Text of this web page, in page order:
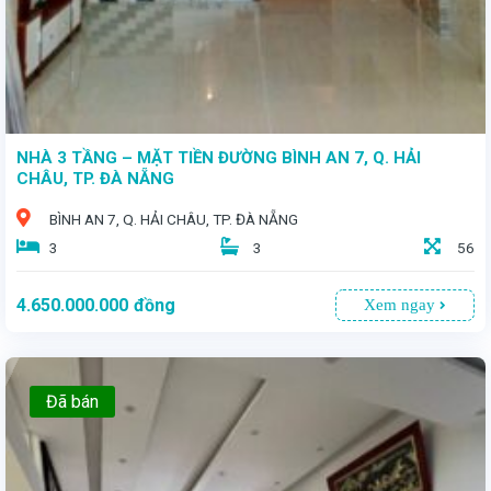
NHÀ 3 TẦNG – MẶT TIỀN ĐƯỜNG BÌNH AN 7, Q. HẢI
CHÂU, TP. ĐÀ NẴNG
BÌNH AN 7, Q. HẢI CHÂU, TP. ĐÀ NẴNG
3
3 56
4.650.000.000 đồng Xem ngay
Đã bán